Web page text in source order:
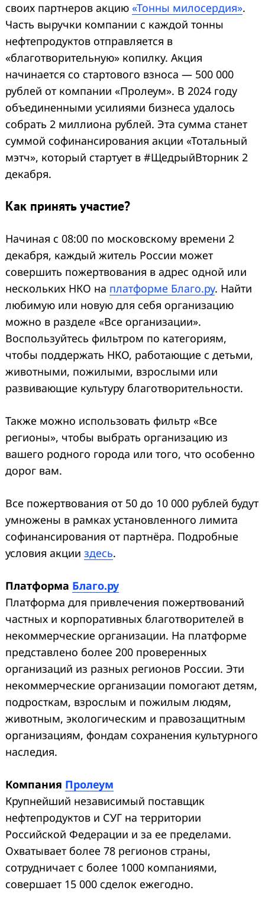
своих партнеров акцию «Тонны милосердия».
Часть выручки компании с каждой тонны
нефтепродуктов отправляется в
«благотворительную» копилку. Акция
начинается со стартового взноса — 500 000
рублей от компании «Пролеум». В 2024 году
объединенными усилиями бизнеса удалось
собрать 2 миллиона рублей. Эта сумма станет
суммой софинансирования акции «Тотальный
мэтч», который стартует в #ЩедрыйВторник 2
декабря.
Как принять участие?
Начиная с 08:00 по московскому времени 2
декабря, каждый житель России может
совершить пожертвования в адрес одной или
нескольких НКО на платформе Благо.ру. Найти
любимую или новую для себя организацию
можно в разделе «Все организации».
Воспользуйтесь фильтром по категориям,
чтобы поддержать НКО, работающие с детьми,
животными, пожилыми, взрослыми или
развивающие культуру благотворительности.
Также можно использовать фильтр «Все
регионы», чтобы выбрать организацию из
вашего родного города или того, что особенно
дорог вам.
Все пожертвования от 50 до 10 000 рублей будут
умножены в рамках установленного лимита
софинансирования от партнёра. Подробные
условия акции здесь.
Платформа Благо.ру
Платформа для привлечения пожертвований
частных и корпоративных благотворителей в
некоммерческие организации. На платформе
представлено более 200 проверенных
организаций из разных регионов России. Эти
некоммерческие организации помогают детям,
подросткам, взрослым и пожилым людям,
животным, экологическим и правозащитным
организациям, фондам сохранения культурного
наследия.
Компания Пролеум
Крупнейший независимый поставщик
нефтепродуктов и СУГ на территории
Российской Федерации и за ее пределами.
Охватывает более 78 регионов страны,
сотрудничает с более 1000 компаниями,
совершает 15 000 сделок ежегодно.